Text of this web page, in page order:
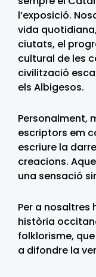
l’exposició.
vida
ciutats, el
cultural de les
civilització
els Albigesos.
Personalment,
escriptors em
escriure la
creacions.
una sensació
Per a nosaltres
història
folklorisme,
a difondre la